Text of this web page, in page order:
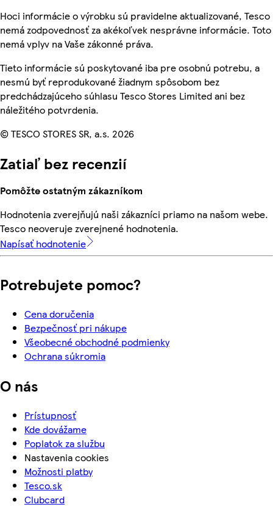
Hoci informácie o výrobku sú pravidelne aktualizované, Tesco
nemá zodpovednosť za akékoľvek nesprávne informácie. Toto
nemá vplyv na Vaše zákonné práva.
Tieto informácie sú poskytované iba pre osobnú potrebu, a
nesmú byť reprodukované žiadnym spôsobom bez
predchádzajúceho súhlasu Tesco Stores Limited ani bez
náležitého potvrdenia.
© TESCO STORES SR, a.s. 2026
Zatiaľ bez recenzií
Pomôžte ostatným zákazníkom
Hodnotenia zverejňujú naši zákazníci priamo na našom webe.
Tesco neoveruje zverejnené hodnotenia.
Napísať hodnotenie
Potrebujete pomoc?
Cena doručenia
Bezpečnosť pri nákupe
Všeobecné obchodné podmienky
Ochrana súkromia
O nás
Prístupnosť
Kde dovážame
Poplatok za službu
Nastavenia cookies
Možnosti platby
Tesco.sk
Clubcard